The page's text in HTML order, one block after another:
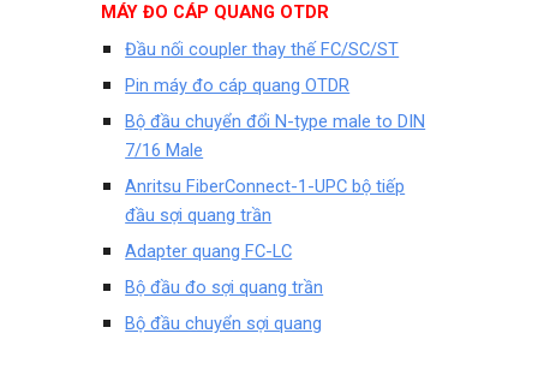
MÁY ĐO CÁP QUANG OTDR
Đầu nối coupler thay thế FC/SC/ST
Pin máy đo cáp quang OTDR
Bộ đầu chuyển đổi N-type male to DIN
7/16 Male
Anritsu FiberConnect-1-UPC bộ tiếp
đầu sợi quang trần
Adapter quang FC-LC
Bộ đầu đo sợi quang trần
Bộ đầu chuyển sợi quang